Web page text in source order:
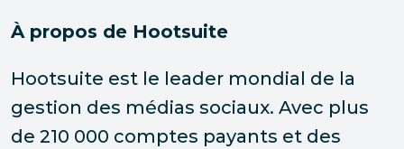
À propos de Hootsuite
Hootsuite est le leader mondial de la
gestion des médias sociaux. Avec plus
de 210 000 comptes payants et des